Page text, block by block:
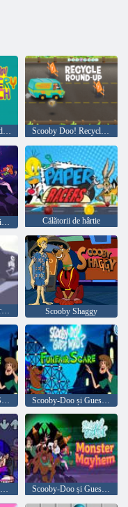
Scooby Doo! Meci de Mystery Scooby Doo! Recycle Round-up
Scooby-Doo și ghici cine? Potrivirea perechilor Călătorii de hârtie
Scooby Doo se îmbracă Scooby Shaggy
Târgul de distracții Sperie Scooby-Doo și Guess Who Funfair Sperie
Vineri seara Funkin VS Shaggy D-Sides Scooby-Doo și Guess Who? Monster Mayhem